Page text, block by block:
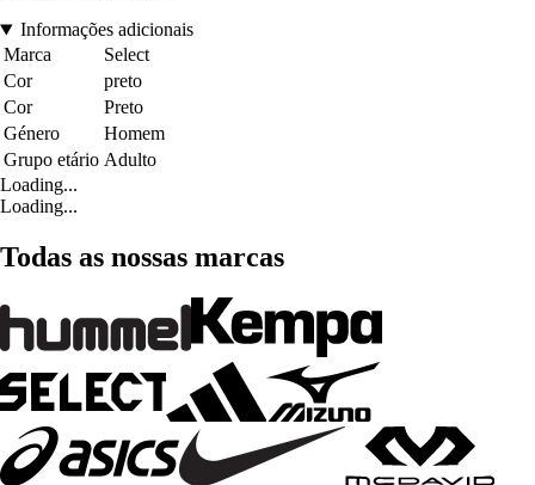
Informações adicionais
Marca
Select
Cor
preto
Cor
Preto
Género
Homem
Grupo etário Adulto
Loading...
Loading...
Todas as nossas marcas